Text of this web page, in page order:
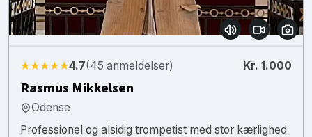
★★★★★4.7(45 anmeldelser) Kr. 1.000
Rasmus Mikkelsen
Odense
Professionel og alsidig trompetist med stor kærlighed